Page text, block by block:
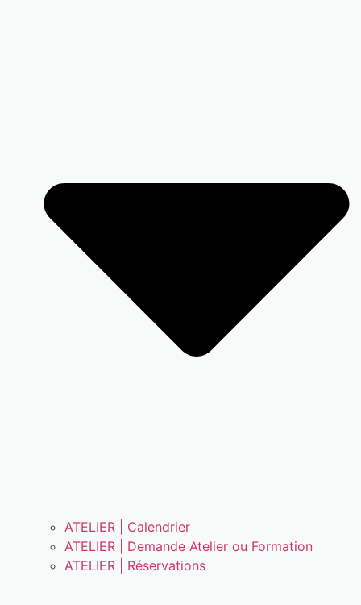
ATELIER | Calendrier
ATELIER | Demande Atelier ou Formation
ATELIER | Réservations